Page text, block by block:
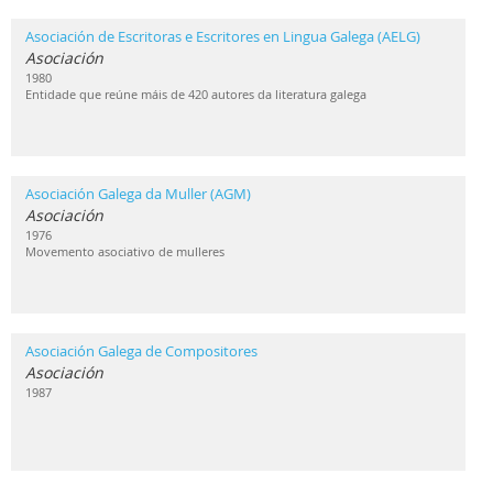
Asociación de Escritoras e Escritores en Lingua Galega (AELG)
Asociación
1980
Entidade que reúne máis de 420 autores da literatura galega
Asociación Galega da Muller (AGM)
Asociación
1976
Movemento asociativo de mulleres
Asociación Galega de Compositores
Asociación
1987